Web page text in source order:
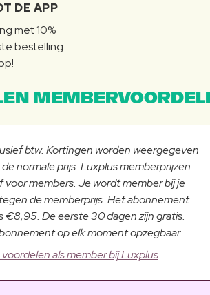
DE APP
met 10%
bestelling
btw. Kortingen worden weergegeven
normale prijs. Luxplus memberprijzen
voor members. Je wordt member bij je
de memberprijs. Het abonnement
€8,95. De eerste 30 dagen zijn gratis.
op elk moment opzegbaar.
voordelen als member bij Luxplus